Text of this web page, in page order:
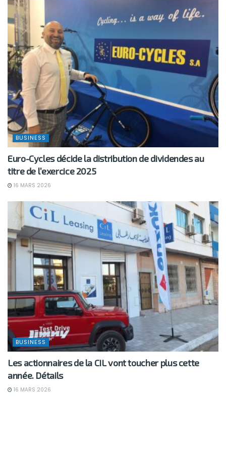
BUSINESS
Euro-Cycles décide la distribution de dividendes au
titre de l’exercice 2025
16 MARS 2026
BUSINESS
Les actionnaires de la CIL vont toucher plus cette
année. Détails
16 MARS 2026